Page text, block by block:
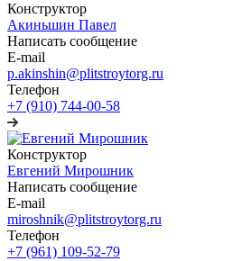
Конструктор
Акиньшин Павел
Написать сообщение
E-mail
p.akinshin@plitstroytorg.ru
Телефон
+7 (910) 744-00-58
Конструктор
Евгений Мирошник
Написать сообщение
E-mail
miroshnik@plitstroytorg.ru
Телефон
+7 (961) 109-52-79